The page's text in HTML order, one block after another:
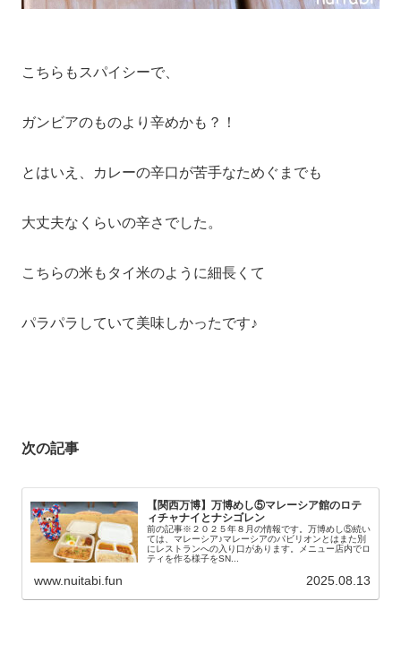
こちらもスパイシーで、
ガンビアのものより辛めかも？！
とはいえ、カレーの辛口が苦手なためぐまでも
大丈夫なくらいの辛さでした。
こちらの米もタイ米のように細長くて
パラパラしていて美味しかったです♪
次の記事
【関西万博】万博めし⑤マレーシア館のロテ
ィチャナイとナシゴレン
前の記事※２０２５年８月の情報です。万博めし⑤続い
ては、マレーシア♪マレーシアのパビリオンとはまた別
にレストランへの入り口があります。メニュー店内でロ
ティを作る様子をSN...
www.nuitabi.fun 2025.08.13